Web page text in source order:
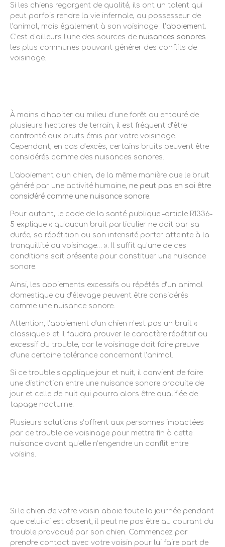
Si les chiens regorgent de qualité, ils ont un talent qui
peut parfois rendre la vie infernale, au possesseur de
l’animal, mais également à son voisinage : l’aboiement.
C’est d’ailleurs l’une des sources de nuisances sonores
les plus communes pouvant générer des conflits de
voisinage.
À moins d’habiter au milieu d’une forêt ou entouré de
plusieurs hectares de terrain, il est fréquent d’être
confronté aux bruits émis par votre voisinage.
Cependant, en cas d’excès, certains bruits peuvent être
considérés comme des nuisances sonores.
L’aboiement d’un chien, de la même manière que le bruit
généré par une activité humaine, ne peut pas en soi être
considéré comme une nuisance sonore.
Pour autant, le code de la santé publique –article R1336-
5 explique « qu’aucun bruit particulier ne doit par sa
durée, sa répétition ou son intensité porter atteinte à la
tranquillité du voisinage… ». Il suffit qu’une de ces
conditions soit présente pour constituer une nuisance
sonore.
Ainsi, les aboiements excessifs ou répétés d’un animal
domestique ou d’élevage peuvent être considérés
comme une nuisance sonore.
Attention, l’aboiement d’un chien n’est pas un bruit «
classique » et il faudra prouver le caractère répétitif ou
excessif du trouble, car le voisinage doit faire preuve
d’une certaine tolérance concernant l’animal.
Si ce trouble s’applique jour et nuit, il convient de faire
une distinction entre une nuisance sonore produite de
jour et celle de nuit qui pourra alors être qualifiée de
tapage nocturne.
Plusieurs solutions s’offrent aux personnes impactées
par ce trouble de voisinage pour mettre fin à cette
nuisance avant qu’elle n’engendre un conflit entre
voisins.
Si le chien de votre voisin aboie toute la journée pendant
que celui-ci est absent, il peut ne pas être au courant du
trouble provoqué par son chien. Commencez par
prendre contact avec votre voisin pour lui faire part de